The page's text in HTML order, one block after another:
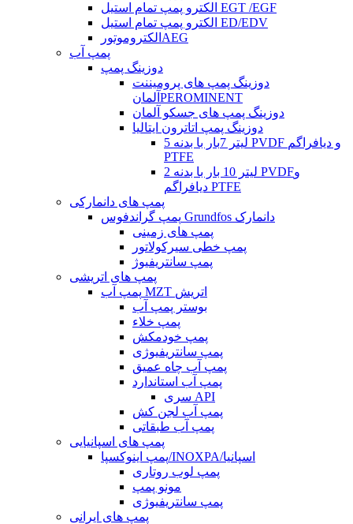
الکترو پمپ تمام استیل EGT /EGF
الکترو پمپ تمام استیل ED/EDV
الکتروموتورAEG
پمپ آب
دوزینگ پمپ
دوزینگ پمپ های پرومیننت
آلمانPEROMINENT
دوزینگ پمپ های جسکو آلمان
دوزینگ پمپ اتاترون ایتالیا
5 لیتر 7بار با بدنه PVDF و دیافراگم
PTFE
2 لیتر 10 بار با بدنه PVDFو
دیافراگم PTFE
پمپ های دانمارکی
پمپ گراندفوس Grundfos دانمارک
پمپ های زمینی
پمپ خطی سیرکولاتور
پمپ سانتریفیوژ
پمپ های اتریشی
پمپ آب MZT اتریش
بوستر پمپ آب
پمپ خلاء
پمپ خودمکش
پمپ سانتریفیوژی
پمپ آب چاه عمیق
پمپ آب استاندارد
سری API
پمپ آب لجن کش
پمپ آب طبقاتی
پمپ های اسپانیایی
پمپ اینوکسپا/INOXPA/اسپانیا
پمپ لوب روتاری
مونو پمپ
پمپ سانتریفیوژی
پمپ های ایرانی